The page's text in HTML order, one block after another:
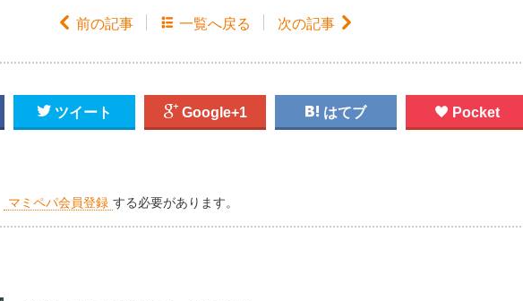
 前の記事  一覧へ戻る 次の記事 
 ツイート  Google+1  はてブ  Pocket
マミペパ会員登録 する必要があります。